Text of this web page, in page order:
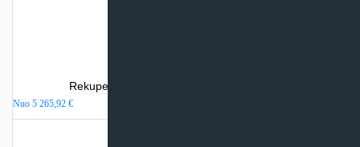
Rekuperatorius SystemAir SAVE VTR 700/B
Nuo 5 265,92 €